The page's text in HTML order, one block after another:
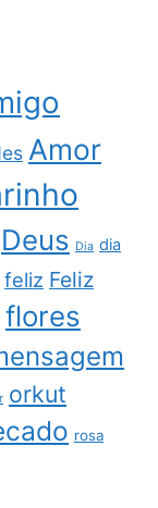
Amor
Deus Dia dia
feliz Feliz
flores
orkut
rosa